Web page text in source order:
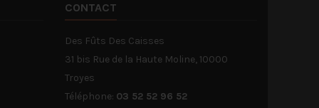
CONTACT
Des Fûts Des Caisses
31 bis Rue de la Haute Moline, 10000
Troyes
Téléphone: 03 52 52 96 52